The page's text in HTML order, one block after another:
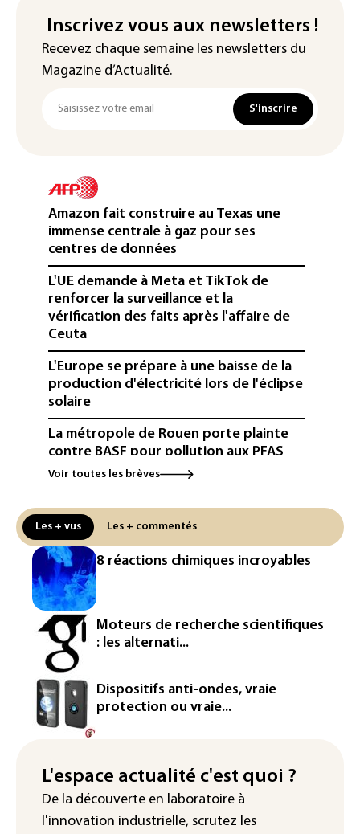
Inscrivez vous aux newsletters !
Recevez chaque semaine les newsletters du
Magazine d’Actualité.
S'inscrire
Amazon fait construire au Texas une
immense centrale à gaz pour ses
centres de données
L'UE demande à Meta et TikTok de
renforcer la surveillance et la
vérification des faits après l'affaire de
Ceuta
L'Europe se prépare à une baisse de la
production d'électricité lors de l'éclipse
solaire
La métropole de Rouen porte plainte
contre BASF pour pollution aux PFAS
Canicule: à l'arrêt depuis fin juillet, la
réseau
Véhicules de livraison autonomes: la
France ouvre la voie à leur
homologation
Iris³: Eutelsat investira 3,4 milliards
d'euros dans la future constellation
européenne
Le magazine VSD racheté par
l'entrepreneur Vianney d'Alançon
La production française de maïs
"Retour en force" progressif de la
chaleur dans les prochains jours en
France
Voir toutes les brèves
Les + vus Les + commentés
8 réactions chimiques incroyables
Moteurs de recherche scientifiques
: les alternati...
Dispositifs anti-ondes, vraie
protection ou vraie...
L'espace actualité c'est quoi ?
De la découverte en laboratoire à
l'innovation industrielle, scrutez les